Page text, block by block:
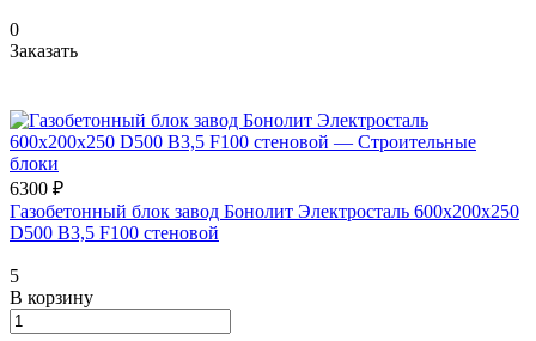
0
Заказать
6300 ₽
Газобетонный блок завод Бонолит Электросталь 600х200х250
D500 B3,5 F100 стеновой
5
В корзину